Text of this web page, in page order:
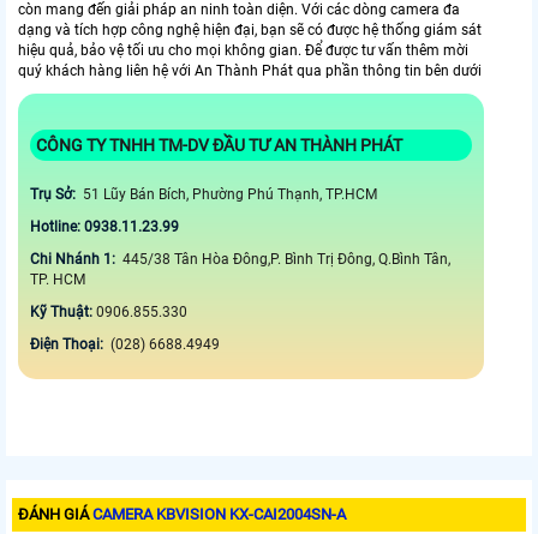
còn mang đến giải pháp an ninh toàn diện. Với các dòng camera đa
dạng và tích hợp công nghệ hiện đại, bạn sẽ có được hệ thống giám sát
hiệu quả, bảo vệ tối ưu cho mọi không gian. Để được tư vấn thêm mời
quý khách hàng liên hệ với An Thành Phát qua phần thông tin bên dưới
CÔNG TY TNHH TM-DV ĐẦU TƯ AN THÀNH PHÁT
Trụ Sở: 51 Lũy Bán Bích, Phường Phú Thạnh, TP.HCM
Hotline: 0938.11.23.99
Chi Nhánh 1: 445/38 Tân Hòa Đông,P. Bình Trị Đông, Q.Bình Tân,
TP. HCM
Kỹ Thuật: 0906.855.330
Điện Thoại: (028) 6688.4949
ĐÁNH GIÁCAMERA KBVISION KX-CAI2004SN-A